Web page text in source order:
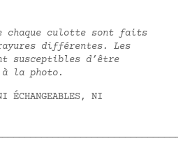
chaque culotte sont faits
différentes. Les
susceptibles d’être
la photo.
ÉCHANGEABLES, NI